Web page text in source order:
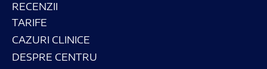
RECENZII
TARIFE
CAZURI CLINICE
DESPRE CENTRU